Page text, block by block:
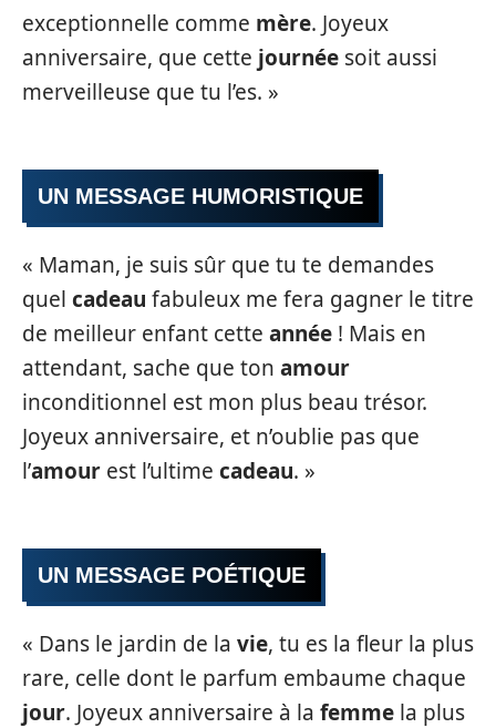
exceptionnelle comme mère. Joyeux
anniversaire, que cette journée soit aussi
merveilleuse que tu l’es. »
UN MESSAGE HUMORISTIQUE
« Maman, je suis sûr que tu te demandes
quel cadeau fabuleux me fera gagner le titre
de meilleur enfant cette année ! Mais en
attendant, sache que ton amour
inconditionnel est mon plus beau trésor.
Joyeux anniversaire, et n’oublie pas que
l’amour est l’ultime cadeau. »
UN MESSAGE POÉTIQUE
« Dans le jardin de la vie, tu es la fleur la plus
rare, celle dont le parfum embaume chaque
jour. Joyeux anniversaire à la femme la plus